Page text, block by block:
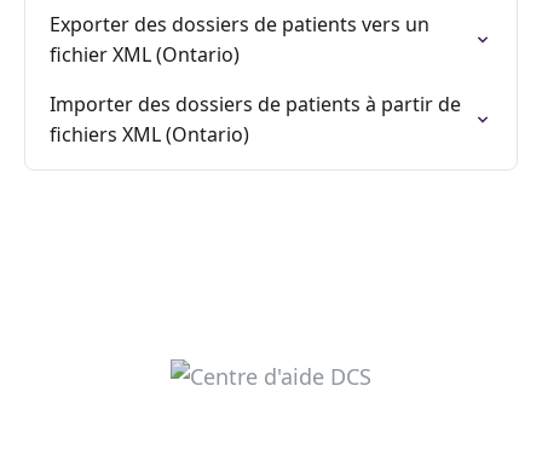
Exporter des dossiers de patients vers un
fichier XML (Ontario)
Importer des dossiers de patients à partir de
fichiers XML (Ontario)